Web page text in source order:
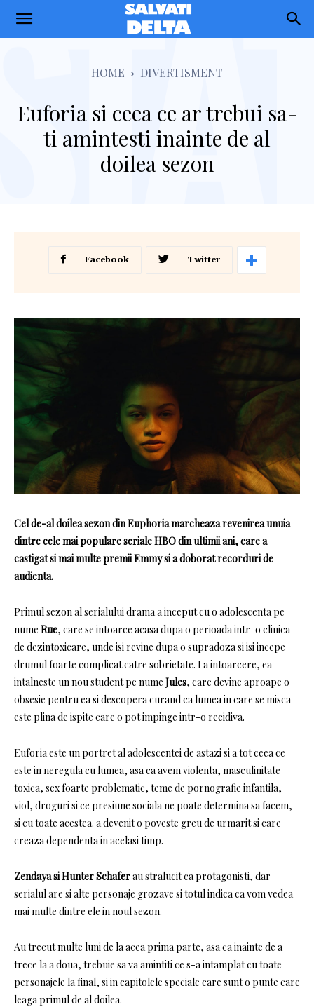
Salvati
HOME DIVERTISMENT
Euforia si ceea ce ar trebui sa-
ti amintesti inainte de al
doilea sezon
Facebook Twitter
Cel de-al doilea sezon dinEuphoriamarcheaza revenirea unuia
dintre cele mai populare seriale HBO din ultimii ani, care a
castigat si mai multe premii Emmy si a doborat recorduri de
audienta.
Primul sezon al serialului drama a inceput cu o adolescenta pe
nume Rue, care se intoarce acasa dupa o perioada intr-o clinica
de dezintoxicare, unde isi revine dupa o supradoza si isi incepe
drumul foarte complicat catre sobrietate. La intoarcere, ea
intalneste un nou student pe nume Jules, care devine aproape o
obsesie pentru ea si descopera curand ca lumea in care se misca
este plina de ispite care o pot impinge intr-o recidiva.
Euforia este un portret al adolescentei de astazi si a tot ceea ce
este in neregula cu lumea, asa ca avem violenta, masculinitate
toxica, sex foarte problematic, teme de pornografie infantila,
viol, droguri si ce presiune sociala ne poate determina sa facem,
si cu toate acestea. a devenit o poveste greu de urmarit si care
creaza dependenta in acelasi timp.
Zendaya si Hunter Schaferau stralucit ca protagonisti, dar
serialul are si alte personaje grozave si totul indica ca vom vedea
mai multe dintre ele in noul sezon.
Au trecut multe luni de la acea prima parte, asa ca inainte de a
trece la a doua, trebuie sa va amintiti ce s-a intamplat cu toate
personajele la final, si in capitolele speciale care sunt o punte care
leaga primul de al doilea.